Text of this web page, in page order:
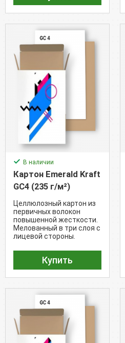
В наличии
Картон Emerald Kraft
GC4 (235 г/м²)
Целлюлозный картон из
первичных волокон
повышенной жесткости.
Мелованный в три слоя с
лицевой стороны.
крафт.
Купить